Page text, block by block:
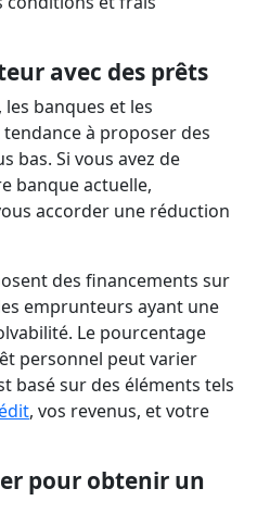
avec des prêts
, les banques et les
à proposer des
bas. Si vous avez de
banque actuelle,
accorder une réduction
des financements sur
emprunteurs ayant une
Le pourcentage
personnel peut varier
basé sur des éléments tels
, vos revenus, et votre
pour obtenir un